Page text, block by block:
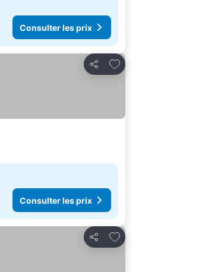
Consulter les prix
Partager
Ajouter à mes favoris
Consulter les prix
Partager
Ajouter à mes favoris